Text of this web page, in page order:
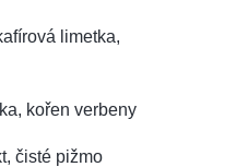
limetka,
kořen verbeny
čisté pižmo